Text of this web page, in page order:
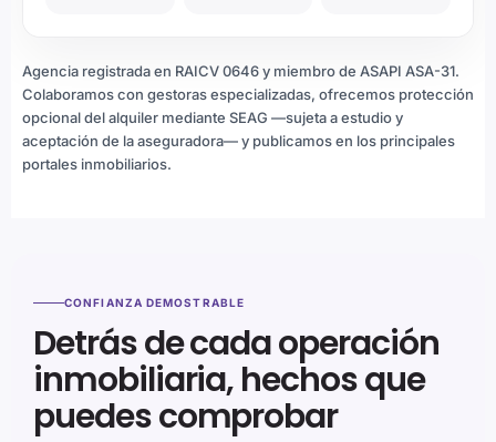
Agencia registrada en RAICV 0646 y miembro de ASAPI ASA-31.
Colaboramos con gestoras especializadas, ofrecemos protección
opcional del alquiler mediante SEAG —sujeta a estudio y
aceptación de la aseguradora— y publicamos en los principales
portales inmobiliarios.
CONFIANZA DEMOSTRABLE
Detrás de cada operación
inmobiliaria, hechos que
puedes comprobar